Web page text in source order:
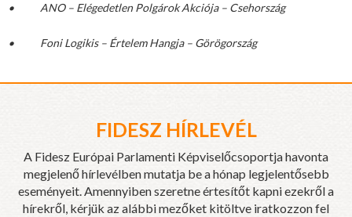
• ANO – Elégedetlen Polgárok Akciója – Csehország
• Foni Logikis – Értelem Hangja – Görögország
FIDESZ HÍRLEVÉL
A Fidesz Európai Parlamenti Képviselőcsoportja havonta
megjelenő hírlevélben mutatja be a hónap legjelentősebb
eseményeit. Amennyiben szeretne értesítőt kapni ezekről a
hírekről, kérjük az alábbi mezőket kitöltve iratkozzon fel